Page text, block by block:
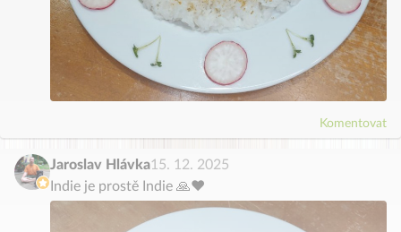
Komentovat
Jaroslav Hlávka15. 12. 2025
Indie je prostě Indie 🙏❤️